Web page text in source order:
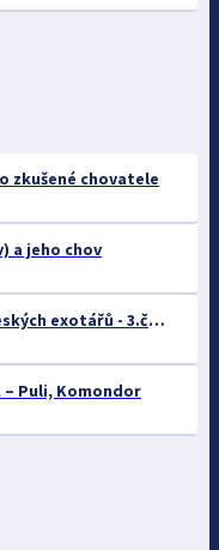
zkušené chovatele
a jeho chov
Zapomenuté střípky z dějin českých exotářů - 3.část
– Puli, Komondor